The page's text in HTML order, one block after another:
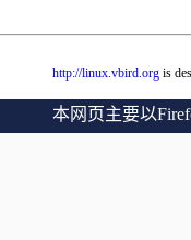
http://linux.vbird.org is
本网页主要以